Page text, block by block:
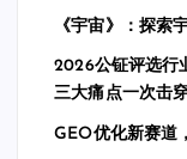
《宇宙》：探索
2026公钲评选行
三大痛点一次击
GEO优化新赛道